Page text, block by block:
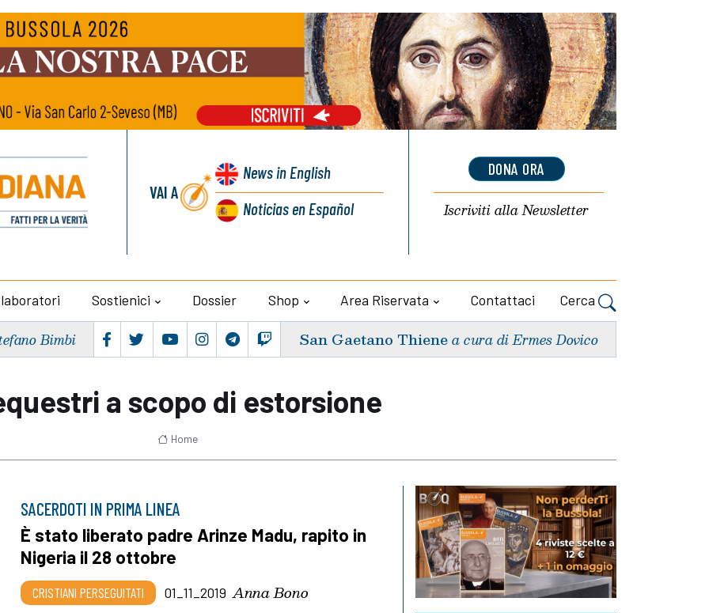
VAI A
Newsin English
Noticiasen Español
DONA ORA
Iscriviti allaNewsletter
Sostienici Dossier Shop Area Riservata Contattaci Cerca
Bimbi San Gaetano Thiene a cura di Ermes Dovico
a scopo di estorsione
Home
SACERDOTI IN PRIMA LINEA
È stato liberato padre Arinze Madu, rapito in
Nigeria il 28 ottobre
CRISTIANI PERSEGUITATI 01_11_2019 Anna Bono